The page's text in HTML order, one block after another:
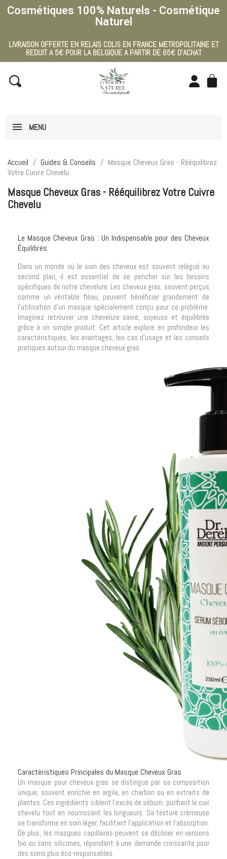
Cosmétiques 100% Naturels - Cosmétique
Naturel
LIVRAISON OFFERTE EN RELAIS COLIS EN FRANCE METROPOLITAINE ET
REDUIT A 5€ POUR LA BELGIQUE A PARTIR DE 65€ D'ACHAT
MENU
Accueil Guides & Conseils
Masque Cheveux Gras - Rééquilibrez
Votre Cuivre Chevelu
Masque Cheveux Gras - Rééquilibrez Votre Cuivre
Chevelu
Le Masque Cheveux Gras : Un Indispensable pour des Cheveux
Équilibrés
Dans un monde où le soin des cheveux est souvent relégué au
second plan, il est essentiel de se pencher sur les besoins
spécifiques de notre chevelure. Les cheveux gras, souvent perçus
comme un véritable fléau, peuvent bénéficier grandement de
l'utilisation d'un masque spécialement conçu pour ce problème.
Imaginez retrouver une chevelure saine, soyeuse et équilibrée
grâce à un simple produit. Cet article explore en profondeur les
caractéristiques, les avantages, les cas d'usage et les conseils
pratiques autour du masque cheveux gras.
Caractéristiques Principales du Masque Cheveux Gras
Un masque pour cheveux gras se distingue par sa composition
unique, souvent enrichie en argile, en charbon ou en extraits de
plantes. Ces ingrédients ciblent l'excès de sébum, purifiant le cuir
chevelu tout en nourrissant les longueurs. Sa texture crémeuse
se transforme en soin léger, facilitant l'application et l'absorption.
De plus, les masques capillaires peuvent se décliner en versions
bio ou sans silicones, répondant à une demande croissante pour
des soins plus éco-responsables.